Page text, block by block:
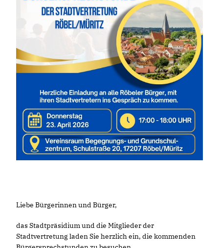
Liebe Bürgerinnen und Bürger,
das Stadtpräsidium und die Mitglieder der
Stadtvertretung laden Sie herzlich ein, die kommenden